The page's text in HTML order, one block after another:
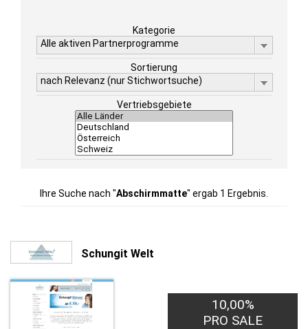
Kategorie
Alle aktiven Partnerprogramme
Sortierung
nach Relevanz (nur Stichwortsuche)
Vertriebsgebiete
Ihre Suche nach "Abschirmmatte" ergab 1 Ergebnis.
Schungit Welt
10,00%
PRO SALE